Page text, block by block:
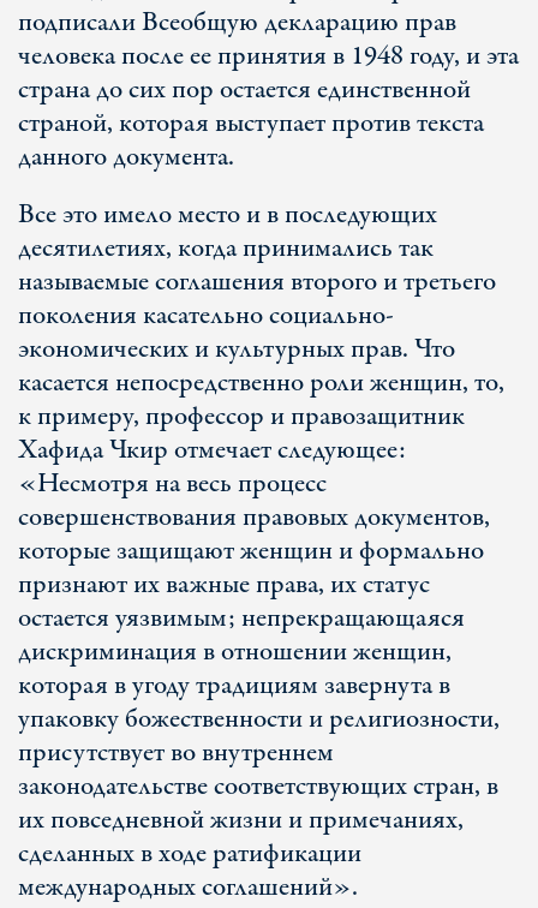
подписали Всеобщую декларацию прав
человека после ее принятия в 1948 году, и эта
страна до сих пор остается единственной
страной, которая выступает против текста
данного документа.
Все это имело место и в последующих
десятилетиях, когда принимались так
называемые соглашения второго и третьего
поколения касательно социально-
экономических и культурных прав. Что
касается непосредственно роли женщин, то,
к примеру, профессор и правозащитник
Хафида Чкир отмечает следующее:
«Несмотря на весь процесс
совершенствования правовых документов,
которые защищают женщин и формально
признают их важные права, их статус
остается уязвимым; непрекращающаяся
дискриминация в отношении женщин,
которая в угоду традициям завернута в
упаковку божественности и религиозности,
присутствует во внутреннем
законодательстве соответствующих стран, в
их повседневной жизни и примечаниях,
сделанных в ходе ратификации
международных соглашений».